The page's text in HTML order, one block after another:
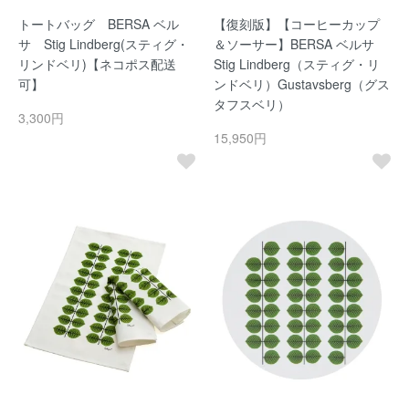
トートバッグ BERSA ベル
サ Stig Lindberg(スティグ・
リンドベリ)【ネコポス配送
可】
3,300円
【復刻版】【コーヒーカップ
＆ソーサー】BERSA ベルサ
Stig Lindberg（スティグ・リ
ンドベリ）Gustavsberg（グス
タフスベリ）
15,950円